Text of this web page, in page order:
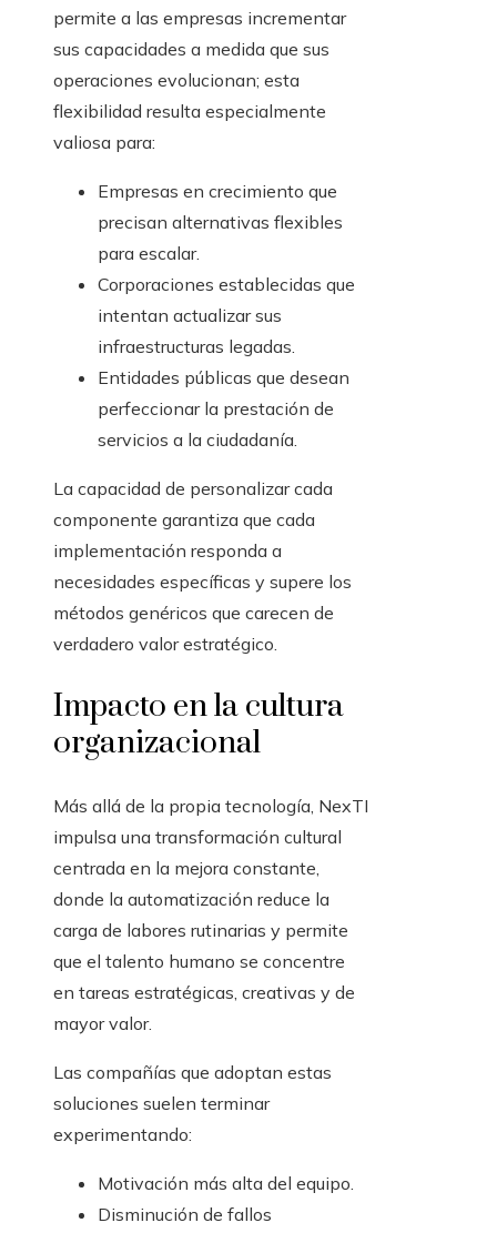
permite a las empresas incrementar
sus capacidades a medida que sus
operaciones evolucionan; esta
flexibilidad resulta especialmente
valiosa para:
Empresas en crecimiento que
precisan alternativas flexibles
para escalar.
Corporaciones establecidas que
intentan actualizar sus
infraestructuras legadas.
Entidades públicas que desean
perfeccionar la prestación de
servicios a la ciudadanía.
La capacidad de personalizar cada
componente garantiza que cada
implementación responda a
necesidades específicas y supere los
métodos genéricos que carecen de
verdadero valor estratégico.
Impacto en la cultura
organizacional
Más allá de la propia tecnología, NexTI
impulsa una transformación cultural
centrada en la mejora constante,
donde la automatización reduce la
carga de labores rutinarias y permite
que el talento humano se concentre
en tareas estratégicas, creativas y de
mayor valor.
Las compañías que adoptan estas
soluciones suelen terminar
experimentando:
Motivación más alta del equipo.
Disminución de fallos